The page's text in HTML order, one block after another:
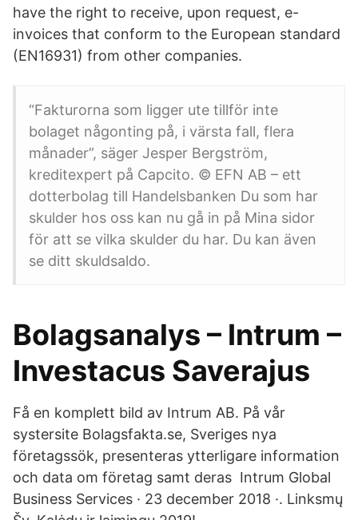
have the right to receive, upon request, e-
invoices that conform to the European standard
(EN16931) from other companies.
“Fakturorna som ligger ute tillför inte
bolaget någonting på, i värsta fall, flera
månader”, säger Jesper Bergström,
kreditexpert på Capcito. © EFN AB – ett
dotterbolag till Handelsbanken Du som har
skulder hos oss kan nu gå in på Mina sidor
för att se vilka skulder du har. Du kan även
se ditt skuldsaldo.
Bolagsanalys – Intrum –
Investacus Saverajus
Få en komplett bild av Intrum AB. På vår
systersite Bolagsfakta.se, Sveriges nya
företagssök, presenteras ytterligare information
och data om företag samt deras Intrum Global
Business Services · 23 december 2018 ·. Linksmų